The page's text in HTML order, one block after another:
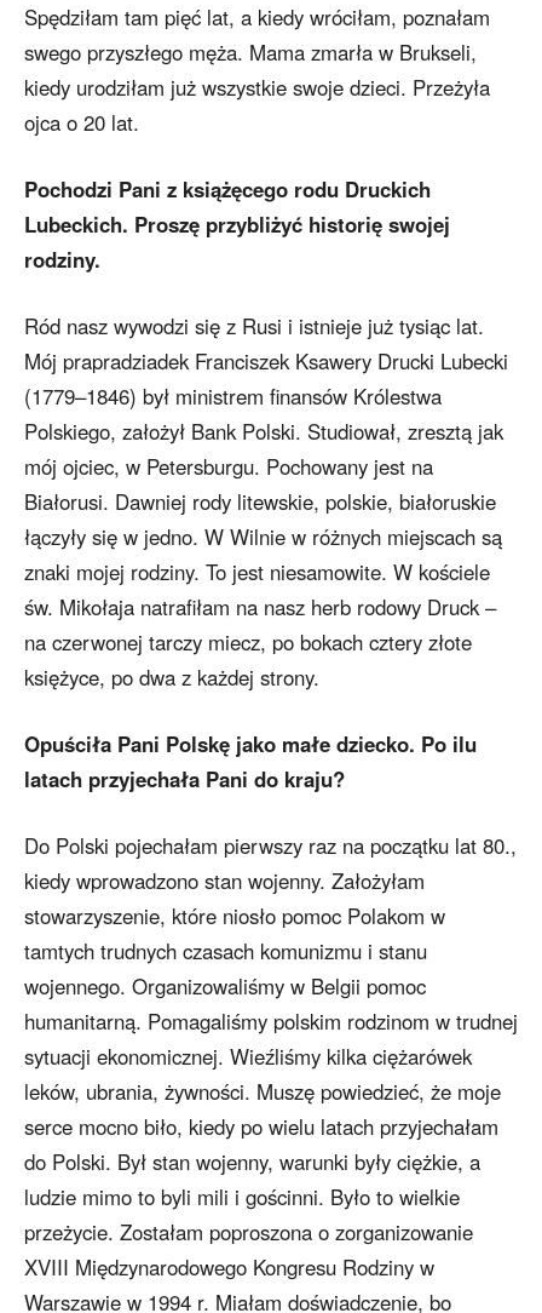
Spędziłam tam pięć lat, a kiedy wróciłam, poznałam
swego przyszłego męża. Mama zmarła w Brukseli,
kiedy urodziłam już wszystkie swoje dzieci. Przeżyła
ojca o 20 lat.
Pochodzi Pani z książęcego rodu Druckich
Lubeckich. Proszę przybliżyć historię swojej
rodziny.
Ród nasz wywodzi się z Rusi i istnieje już tysiąc lat.
Mój prapradziadek Franciszek Ksawery Drucki Lubecki
(1779–1846) był ministrem finansów Królestwa
Polskiego, założył Bank Polski. Studiował, zresztą jak
mój ojciec, w Petersburgu. Pochowany jest na
Białorusi. Dawniej rody litewskie, polskie, białoruskie
łączyły się w jedno. W Wilnie w różnych miejscach są
znaki mojej rodziny. To jest niesamowite. W kościele
św. Mikołaja natrafiłam na nasz herb rodowy Druck –
na czerwonej tarczy miecz, po bokach cztery złote
księżyce, po dwa z każdej strony.
Opuściła Pani Polskę jako małe dziecko. Po ilu
latach przyjechała Pani do kraju?
Do Polski pojechałam pierwszy raz na początku lat 80.,
kiedy wprowadzono stan wojenny. Założyłam
stowarzyszenie, które niosło pomoc Polakom w
tamtych trudnych czasach komunizmu i stanu
wojennego. Organizowaliśmy w Belgii pomoc
humanitarną. Pomagaliśmy polskim rodzinom w trudnej
sytuacji ekonomicznej. Wieźliśmy kilka ciężarówek
leków, ubrania, żywności. Muszę powiedzieć, że moje
serce mocno biło, kiedy po wielu latach przyjechałam
do Polski. Był stan wojenny, warunki były ciężkie, a
ludzie mimo to byli mili i gościnni. Było to wielkie
przeżycie. Zostałam poproszona o zorganizowanie
XVIII Międzynarodowego Kongresu Rodziny w
Warszawie w 1994 r. Miałam doświadczenie, bo